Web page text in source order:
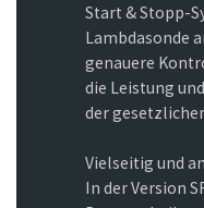
Start & Stopp-
Lambdasonde
genauere
die Leistung
der
Vielseitig und
In der Version